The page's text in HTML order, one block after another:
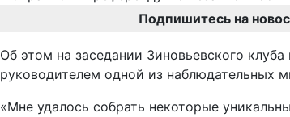
Подпишитесь на
Об этом на заседании Зиновьевского
руководителем одной из наблюдательных
«Мне удалось собрать некоторые